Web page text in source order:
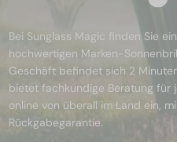
Bei Sunglass Magic finden Sie
hochwertigen Marken-
Geschäft befindet sich 2
bietet fachkundige Beratung für
online von überall im Land ein,
Rückgabegarantie.